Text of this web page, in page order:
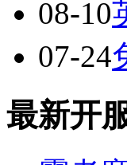
08-10
07-24
最新开